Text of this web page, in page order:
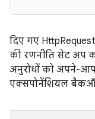
दिए गए
की रणनीति सेट अप
अनुरोधों को अपने-
एक्सपोनेंशियल